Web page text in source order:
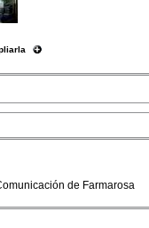
de Farmarosa